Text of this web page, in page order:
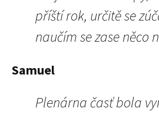
příští rok, určitě se
naučím se zase něco
Samuel
Plenárna časť bola